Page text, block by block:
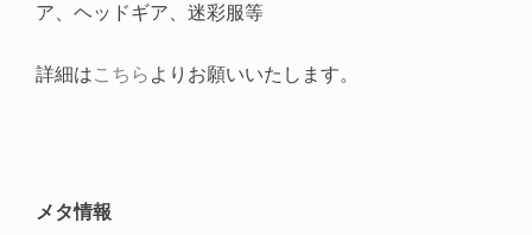
ア、ヘッドギア、迷彩服等
詳細はこちら よりお願いいたします。
メタ情報